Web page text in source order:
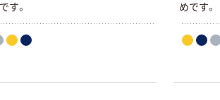
す。
めです。